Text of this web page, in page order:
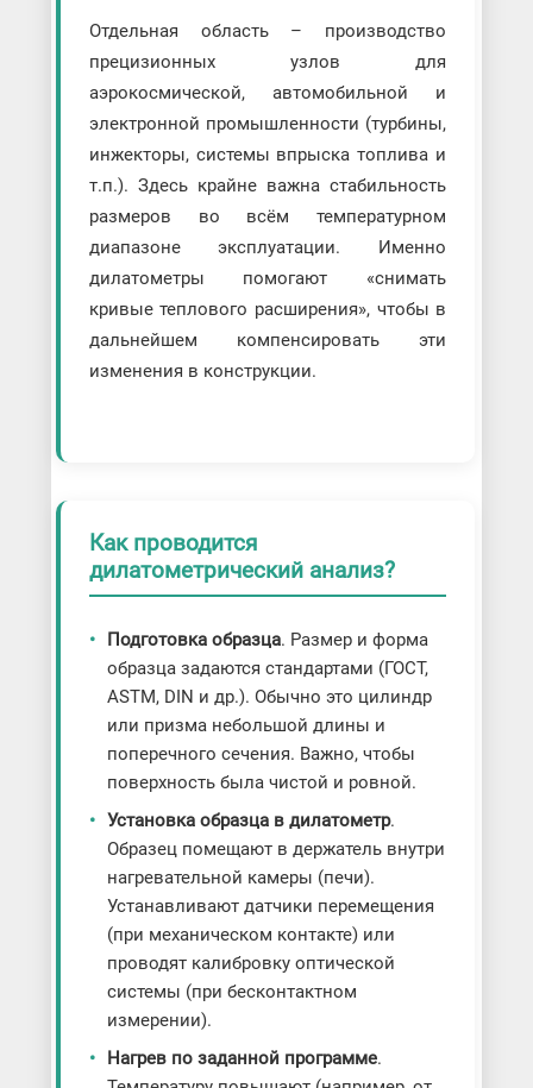
Отдельная область – производство
прецизионных узлов для
аэрокосмической, автомобильной и
электронной промышленности (турбины,
инжекторы, системы впрыска топлива и
т.п.). Здесь крайне важна стабильность
размеров во всём температурном
диапазоне эксплуатации. Именно
дилатометры помогают «снимать
кривые теплового расширения», чтобы в
дальнейшем компенсировать эти
изменения в конструкции.
Как проводится
дилатометрический анализ?
Подготовка образца. Размер и форма
образца задаются стандартами (ГОСТ,
ASTM, DIN и др.). Обычно это цилиндр
или призма небольшой длины и
поперечного сечения. Важно, чтобы
поверхность была чистой и ровной.
Установка образца в дилатометр.
Образец помещают в держатель внутри
нагревательной камеры (печи).
Устанавливают датчики перемещения
(при механическом контакте) или
проводят калибровку оптической
системы (при бесконтактном
измерении).
Нагрев по заданной программе.